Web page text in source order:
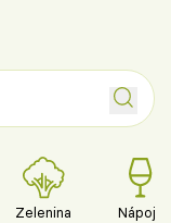
Zelenina Nápoje